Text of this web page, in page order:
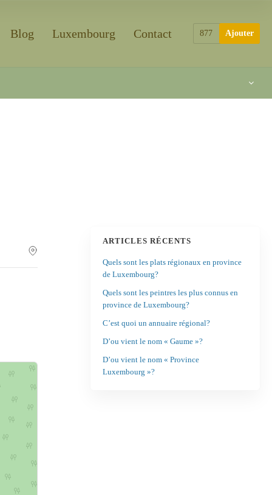
Blog Luxembourg Contact 877 Ajouter
ARTICLES RÉCENTS
Quels sont les plats régionaux en province
de Luxembourg?
Quels sont les peintres les plus connus en
province de Luxembourg?
C’est quoi un annuaire régional?
D’ou vient le nom « Gaume »?
D’ou vient le nom « Province
Luxembourg »?